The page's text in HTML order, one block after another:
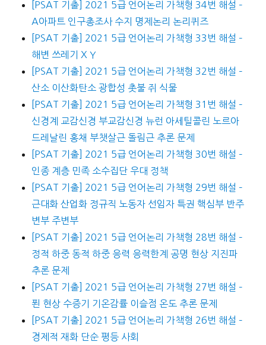
[PSAT 기출] 2021 5급 언어논리 가책형 34번 해설 –
A아파트 인구총조사 수지 명제논리 논리퀴즈
[PSAT 기출] 2021 5급 언어논리 가책형 33번 해설 –
해변 쓰레기 X Y
[PSAT 기출] 2021 5급 언어논리 가책형 32번 해설 –
산소 이산화탄소 광합성 촛불 쥐 식물
[PSAT 기출] 2021 5급 언어논리 가책형 31번 해설 –
신경계 교감신경 부교감신경 뉴런 아세틸콜린 노르아
드레날린 홍채 부챗살근 돌림근 추론 문제
[PSAT 기출] 2021 5급 언어논리 가책형 30번 해설 –
인종 계층 민족 소수집단 우대 정책
[PSAT 기출] 2021 5급 언어논리 가책형 29번 해설 –
근대화 산업화 정규직 노동자 선임자 특권 핵심부 반주
변부 주변부
[PSAT 기출] 2021 5급 언어논리 가책형 28번 해설 –
정적 하중 동적 하중 응력 응력한계 공명 현상 지진파
추론 문제
[PSAT 기출] 2021 5급 언어논리 가책형 27번 해설 –
푄 현상 수증기 기온감률 이슬점 온도 추론 문제
[PSAT 기출] 2021 5급 언어논리 가책형 26번 해설 –
경제적 재화 단순 평등 사회